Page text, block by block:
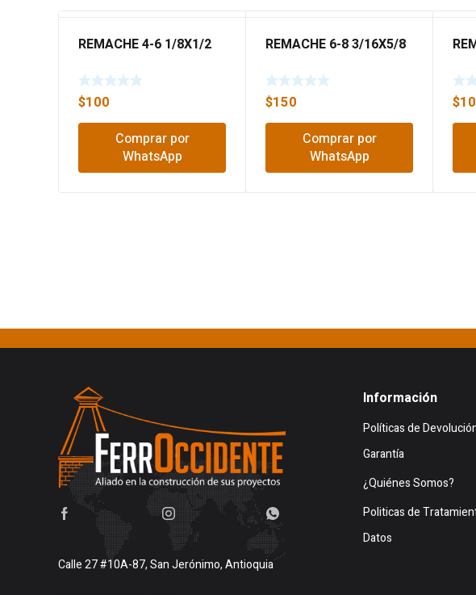
REMACHE 4-6 1/8X1/2
$100
Comprar por
WhatsApp
REMACHE 6-8 3/16X5/8
$150
Comprar por
WhatsApp
$
Calle 27 #10A-87, San Jerónimo, Antioquia
Información
Políticas de
Garantía
¿Quiénes Somos?
Politicas de
Datos